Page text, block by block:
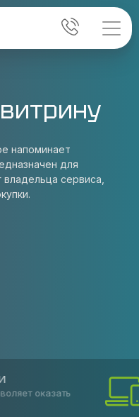
напоминает
для
сервиса,
оказать